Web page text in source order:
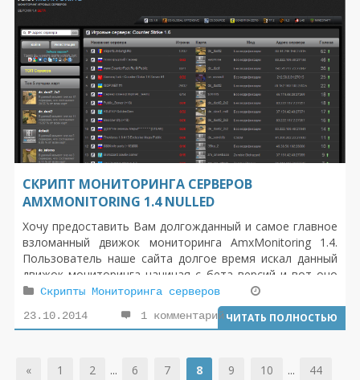
СКРИПТ МОНИТОРИНГА СЕРВЕРОВ
AMXMONITORING 1.4 NULLED
Хочу предоставить Вам долгожданный и самое главное
взломанный движок мониторинга AmxMonitoring 1.4.
Пользователь наше сайта долгое время искал данный
движок мониторинга начиная с бета версий и вот оно
свершилось , движок был взломан и выложен на
всеобщее скачивание , к сожалению автор тот кто
декодировал движок AmxMonitoring 1.4 Nulled ,
и сделал доброе дело лишив лишних растрат сотен
людей.
Скрипты Мониторинга серверов
23.10.2014
1 комментарий ЧИТАТЬ ПОЛНОСТЬЮ
« 1 2 ... 6 7 8 9 10 ... 44